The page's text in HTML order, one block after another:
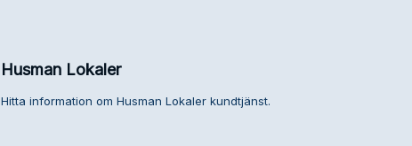
Husman Lokaler
Hitta information om Husman Lokaler kundtjänst.